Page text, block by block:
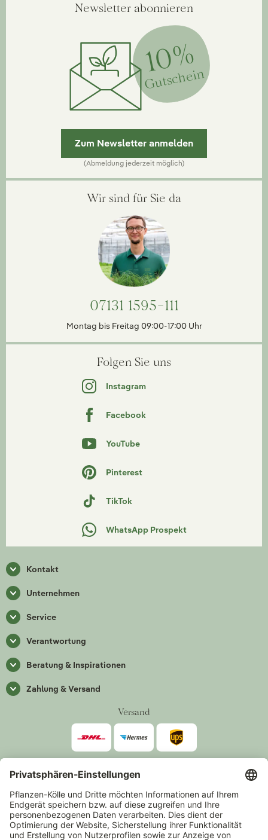
Newsletter abonnieren
10%
Gutschein
Zum Newsletter anmelden
(Abmeldung jederzeit möglich)
Wir sind für Sie da
07131 1595-111
Montag bis Freitag 09:00-17:00 Uhr
Folgen Sie uns
Instagram
Facebook
YouTube
Pinterest
TikTok
WhatsApp Prospekt
Kontakt
Unternehmen
Service
Verantwortung
Beratung & Inspirationen
Zahlung & Versand
Versand
Zahlarten
*Alle Preise inkl. gesetzlicher Mehrwertsteuer zzgl.Versand